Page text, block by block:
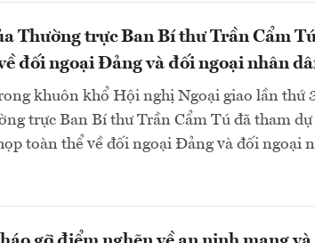
Thường trực Ban Bí thư Trần Cẩm
đối ngoại Đảng và đối ngoại nhân
khuôn khổ Hội nghị Ngoại giao lần thứ
trực Ban Bí thư Trần Cẩm Tú đã tham dự
toàn thể về đối ngoại Đảng và đối ngoại